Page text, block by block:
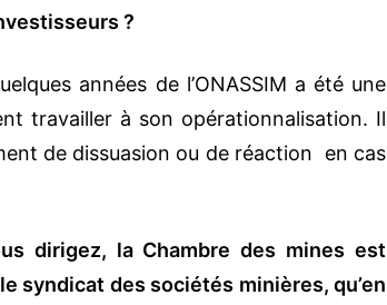
?
années de l’ONASSIM a été une
travailler à son opérationnalisation. Il
de dissuasion ou de réaction en cas
dirigez, la Chambre des mines est
syndicat des sociétés minières, qu’en